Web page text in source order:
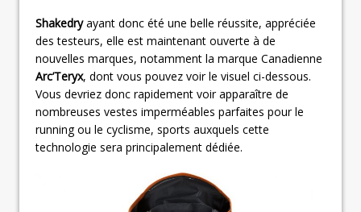
Shakedryayant donc été une belle réussite, appréciée
des testeurs, elle est maintenant ouverte à de
nouvelles marques, notamment la marque Canadienne
Arc’Teryx, dont vous pouvez voir le visuel ci-dessous.
Vous devriez donc rapidement voir apparaître de
nombreuses vestes imperméables parfaites pour le
running ou le cyclisme, sports auxquels cette
technologie sera principalement dédiée.